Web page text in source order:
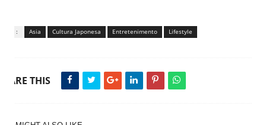
Tags : Asia Cultura Japonesa Entretenimento Lifestyle
THIS